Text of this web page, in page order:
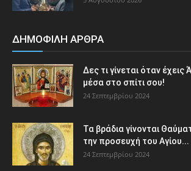
ΔΗΜΟΦΙΛΗ ΑΡΘΡΑ
Δες τι γίνεται όταν έχεις
μέσα στο σπίτι σου!
24 Σεπτεμβρίου 2024
Τα βράδια γίνονται
την προσευχή του Αγίου...
24 Σεπτεμβρίου 2024